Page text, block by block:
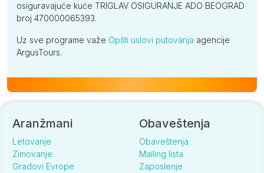
osiguravajuće kuće TRIGLAV OSIGURANJE ADO BEOGRAD
broj 470000065393.
Uz sve programe važe Opšti uslovi putovanja agencije
ArgusTours.
Aranžmani
Letovanje
Zimovanje
Gradovi Evrope
Obaveštenja
Obaveštenja
Mailing lista
Zaposlenje